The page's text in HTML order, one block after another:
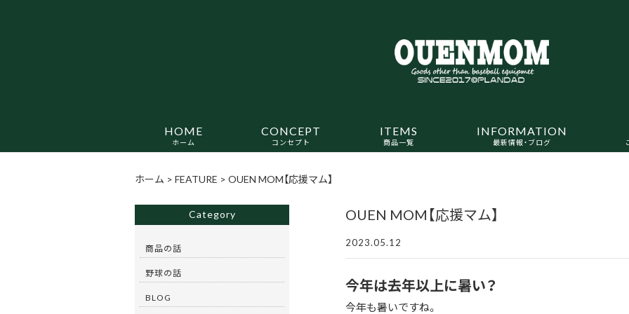
HOME
ホーム
CONCEPT
コンセプト
ITEMS
商品一覧
INFORMATION
最新情報・ブログ
ホーム > FEATURE > OUEN MOM【応援マム】
OUEN MOM【応援マム】
2023.05.12
今年は去年以上に暑い？
今年も暑いですね。
Category
商品の話
野球の話
BLOG